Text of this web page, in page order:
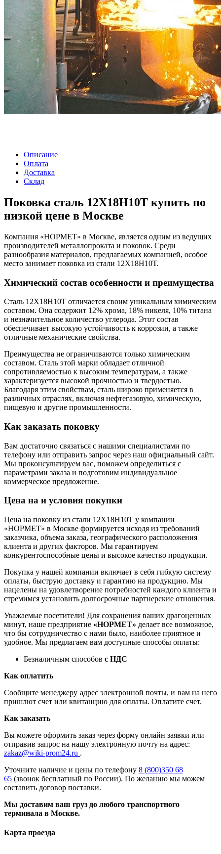
Описание
Оплата
Доставка
Склад
Поковка сталь 12Х18Н10Т купить по
низкой цене в Москве
Компания «НОРМЕТ» в Москве, является одним из ведущих
производителей металлопроката и поковок. Среди
разнообразия материалов, предлагаемых компанией, особое
место занимает поковка из стали 12Х18Н10Т.
Химический состав особенности и преимущества
Сталь 12Х18Н10Т отличается своим уникальным химическим
составом. Она содержит 12% хрома, 18% никеля, 10% титана
и незначительное количество углерода. Этот состав
обеспечивает высокую устойчивость к коррозии, а также
отличные механические свойства.
Преимущества не ограничиваются только химическим
составом. Сталь этой марки обладает отличной
сопротивляемостью к высоким температурам, а также
характеризуется высокой прочностью и твердостью.
Благодаря этим свойствам, сталь широко применяется в
различных отраслях, включая нефтегазовую, химическую,
пищевую и другие промышленности.
Как заказать поковку
Вам достаточно связаться с нашими специалистами по
телефону или отправить запрос через наш официальный сайт.
Мы проконсультируем вас, поможем определиться с
параметрами заказа и подготовим индивидуальное
коммерческое предложение.
Цена на и условия покупки
Цена на поковку из стали 12Х18Н10Т у компании
«НОРМЕТ» в Москве формируется исходя из требований
заказчика, объема заказа, географического расположения
клиента и других факторов. Мы гарантируем
конкурентоспособные цены и высокое качество продукции.
Покупка у нашей компании включает в себя гибкую систему
оплаты, быструю доставку и гарантию на продукцию. Мы
нацелены на удовлетворение потребностей каждого клиента и
стремимся установить долгосрочные партнерские отношения.
Уважаемые посетители! Для сохранения ваших драгоценных
минут, наше предприятие «НОРМЕТ» делает все возможное,
что бы сотрудничество с нами было, наиболее приятное и
удобное. Мы предлагаем вам доступные способы оплаты:
Безналичным способов с НДС
Как оплатить
Сообщите менеджеру адрес электронной почты, и вам на него
пришлют счет или квитанцию для оплаты. Оплатите счет.
Как заказать
Вы можете оформить заказ через форму онлайн заявки или
отправив запрос на нашу электронную почту на адрес:
zakaz@wiki-prom24.ru .
Уточните наличие и цены по телефону 8 (800)350 68
65 (звонок бесплатный по России). По желанию мы можем
составить договор поставки.
Мы доставим ваш груз до любого транспортного
терминала в Москве.
Карта проезда